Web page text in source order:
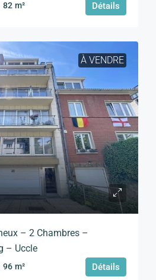
82 m² Détails
À VENDRE
– 2 Chambres –
– Uccle
96 m² Détails